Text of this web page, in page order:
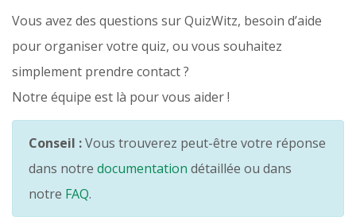
Vous avez des questions sur QuizWitz, besoin d’aide
pour organiser votre quiz, ou vous souhaitez
simplement prendre contact ?
Notre équipe est là pour vous aider !
Conseil :Vous trouverez peut-être votre réponse
dans notre documentation détaillée ou dans
notre FAQ.